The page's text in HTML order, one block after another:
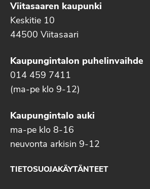
Viitasaaren kaupunki
Keskitie 10
44500 Viitasaari
Kaupungintalon puhelinvaihde
014 459 7411
(ma-pe klo 9-12)
Kaupungintalo auki
ma-pe klo 8-16
neuvonta arkisin 9-12
TIETOSUOJAKÄYTÄNTEET